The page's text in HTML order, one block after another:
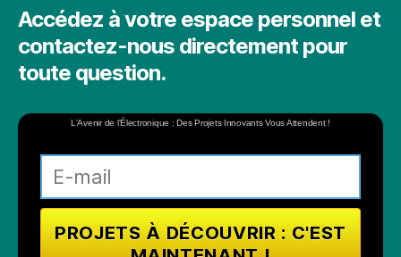
Accédez à votre espace personnel et
contactez-nous directement pour
toute question.
L'Avenir de l'Électronique : Des Projets Innovants Vous Attendent !